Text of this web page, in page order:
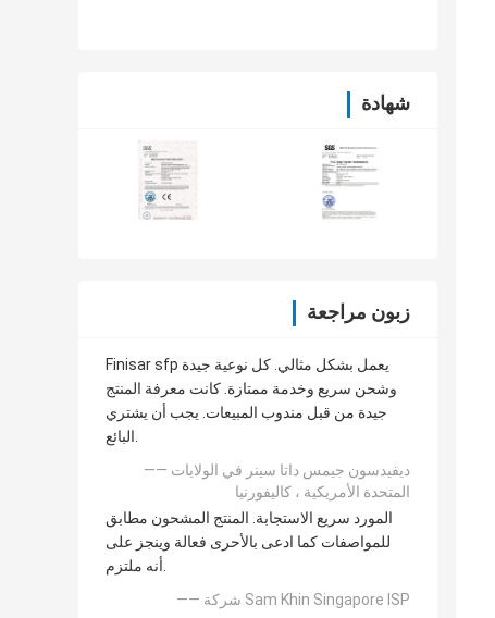
شهادة
زبون مراجعة
Finisar sfp يعمل بشكل مثالي. كل نوعية جيدة
وشحن سريع وخدمة ممتازة. كانت معرفة المنتج
جيدة من قبل مندوب المبيعات. يجب أن يشتري
البائع.
—— ديفيدسون جيمس داتا سينر في الولايات
المتحدة الأمريكية ، كاليفورنيا
المورد سريع الاستجابة. المنتج المشحون مطابق
للمواصفات كما ادعى بالأحرى فعالة وينجز على
أنه ملتزم.
—— شركة Sam Khin Singapore ISP